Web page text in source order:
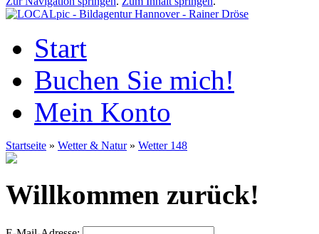
Start
Buchen Sie mich!
Mein Konto
Startseite » Wetter & Natur» Wetter 148
Willkommen zurück!